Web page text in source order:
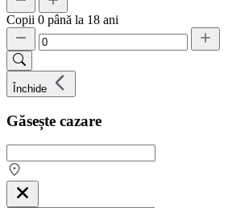
Copii 0 până la 18 ani
Închide
Găsește cazare